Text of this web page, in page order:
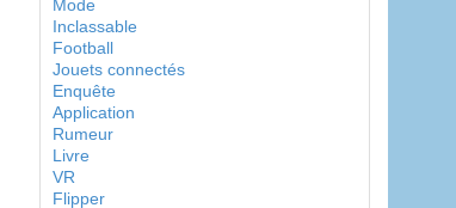
Mode
Inclassable
Football
Jouets connectés
Enquête
Application
Rumeur
Livre
VR
Flipper